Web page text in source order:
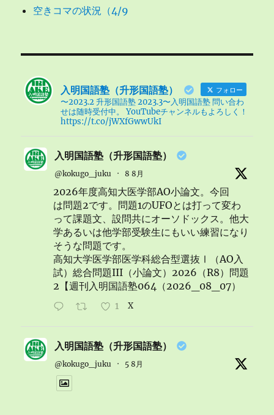
空きコマの状況（4/9
入明国語塾（升形国語塾） フォロー
〜2023.2 升形国語塾 2023.3〜入明国語塾 問い合わ
せは随時受付中。 YouTubeチャンネルもよろしく！
https://t.co/jWXfGwwUkI
入明国語塾（升形国語塾）
@kokugo_juku · 8 8月
2026年度高知大医学部AO小論文。今回
は問題2です。問題1のUFOとは打って変わ
って課題文、設問共にオーソドックス。他大
学あるいは他学部受験生にもいい練習になり
そうな問題です。
高知大学医学部医学科総合型選抜Ⅰ（AO入
試）総合問題III（小論文）2026（R8）問題
2【週刊入明国語塾064（2026_08_07）
1 X
入明国語塾（升形国語塾）
@kokugo_juku · 5 8月